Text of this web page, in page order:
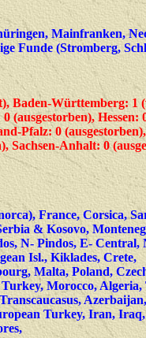
Mainfranken,
Funde (Stromberg,
Baden-Württemberg: 1
(ausgestorben), Hessen:
Pfalz: 0
Sachsen-Anhalt: 0
France, Corsica,
& Kosovo,
N- Pindos, E-
Isl., Kiklades, Crete,
Malta, Poland,
Morocco,
Turkey, Iran,